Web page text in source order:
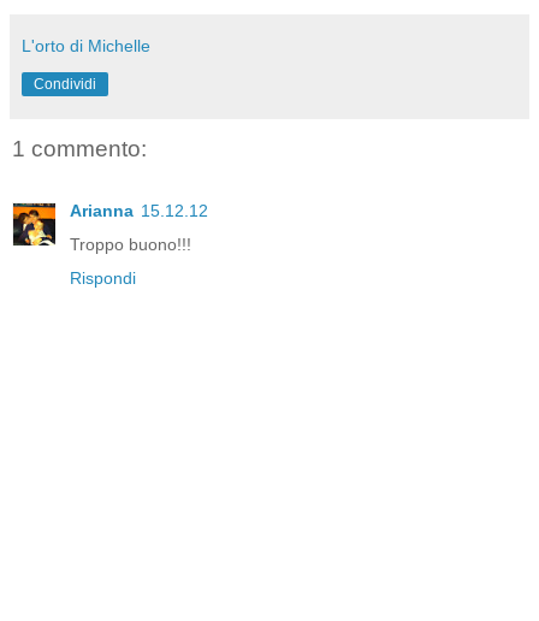
L'orto di Michelle
Condividi
1 commento:
Arianna 15.12.12
Troppo buono!!!
Rispondi